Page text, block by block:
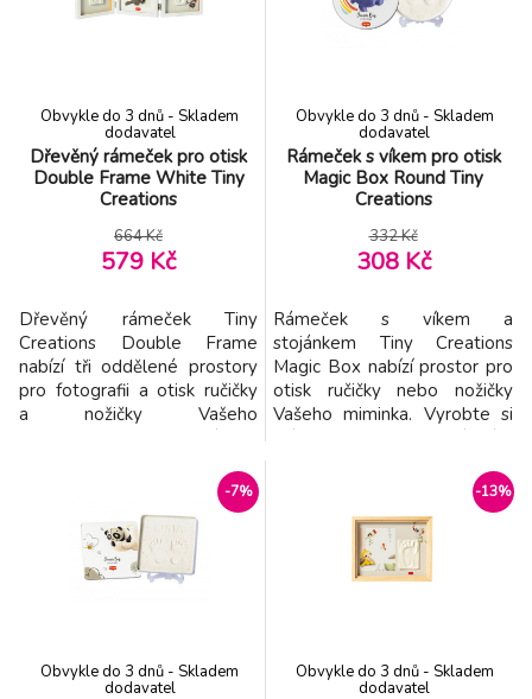
návodu je jednoduché, rychlé
návodu je jednoduché, rychlé
Dřevěný rámeček pro otisk
Double Frame White Tiny
Creations
Obvykle do 3 dnů - Skladem
dodavatel
664 Kč
579 Kč
Dřevěný rámeček Tiny
Creations Double Frame
nabízí tři oddělené prostory
pro fotografii a otisk ručičky
a nožičky Vašeho
zároveň pomůže uchovat
vzpomínky na krásné období
po narození vašeho dítěte.
Použití dle přiloženého
návodu je jednoduché, rychlé
Rámeček s víkem pro otisk
Magic Box Round Tiny
Creations
Obvykle do 3 dnů - Skladem
dodavatel
332 Kč
308 Kč
Rámeček s víkem a
stojánkem Tiny Creations
Magic Box nabízí prostor pro
otisk ručičky nebo nožičky
Vašeho miminka. Vyrobte si
vzpomínky na krásné období
po narození vašeho dítěte.
Použití dle přiloženého
návodu je jednoduché, rychlé
a bez nepořádku. Balení
-7%
Obvykle do 3 dnů - Skladem
dodavatel
-13%
Obvykle do 3 dnů - Skladem
dodavatel